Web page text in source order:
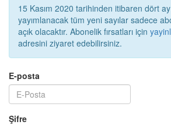
15 Kasım 2020 tarihinden itibaren dört
yayımlanacak tüm yeni sayılar sadece
açık olacaktır. Abonelik fırsatları için
adresini ziyaret edebilirsiniz.
E-posta
Şifre